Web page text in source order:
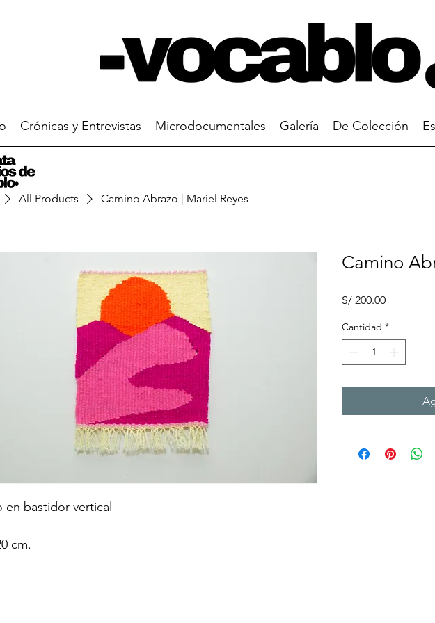
Crónicas y Entrevistas Microdocumentales Galería De Colección
All Products Camino Abrazo | Mariel Reyes
en bastidor vertical
cm.
Camino
S/ 200.00Precio
Cantidad *